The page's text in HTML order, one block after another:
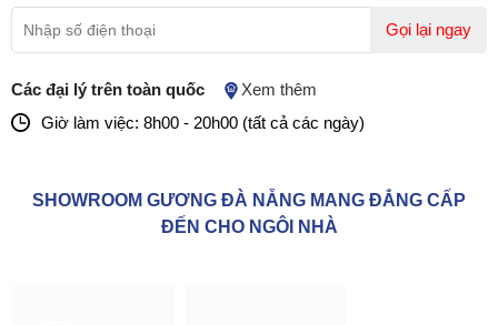
Gọi lại ngay
Các đại lý trên toàn quốc
Xem thêm
Giờ làm việc: 8h00 - 20h00 (tất cả các ngày)
SHOWROOM GƯƠNG ĐÀ NẴNG MANG ĐẲNG CẤP
ĐẾN CHO NGÔI NHÀ